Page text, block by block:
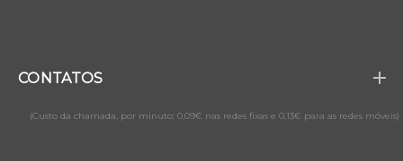
CONTATOS
(Custo da chamada, por minuto: 0,09€ nas redes fixas e 0,13€ para as redes móveis)